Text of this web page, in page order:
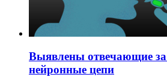
Выявлены отвечающие за
нейронные цепи